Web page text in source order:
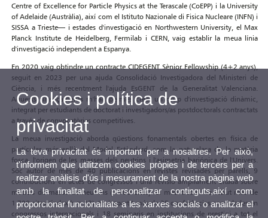
Centre of Excellence for Particle Physics at the Terascale (CoEPP) i la University
of Adelaide (Austràlia), així com el Istituto Nazionale di Fisica Nucleare (INFN) i
SISSA a Trieste— i estades d'investigació en Northwestern University, el Max
Planck Institute de Heidelberg, Fermilab i CERN, vaig establir la meua línia
d'investigació independent a Espanya.
En 2020 vaig obtindre un contracte CIDEGENT Sènior Fellowship (4+2 anys),
seguit en 2023 per una ajuda Consolidació Investigadora del Ministeri de
Ciència, i més recentment l'ajuda EsGENT de la Generalitat Valenciana.
Aquests finançaments m'han permés crear un grup d'investigació dinàmic,
integrat per estudiants de doctorat i investigadors/as postdoctorals contractats
a través de convocatòries competitives.
La meua investigació aborda qüestions fonamentals obertes en física de
partícules més enllà del Model Estàndard, com la naturalesa de la matèria
fosca, l'origen de les masses dels neutrins i l'asimetria bariónica de l'Univers.
Sóc autor de més de 40 publicacions en revistes revisades per parells, 9
contribucions en actes de congressos i una revisió àmpliament citada sobre
models de massa de neutrins (>400 cites). El meu treball ha rebut més de
1.700 cites (índex h = 23). He impartit més de 35 conferències convidades en
congressos internacionals i 18 seminaris en institucions de prestigi a tot el
Cookies i política de
privacitat
La teva privacitat és important per a nosaltres. Per això,
t'informem que utilitzem cookies pròpies i de tercers per a
realitzar anàlisis d'ús i mesurament de la nostra pàgina web
amb la finalitat de personalitzar continguts,així com
proporcionar funcionalitats a les xarxes socials o analitzar el